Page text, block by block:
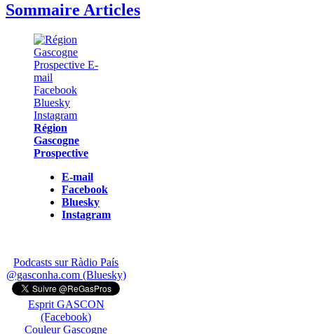
Sommaire Articles
Région
Gascogne
Prospective
E-mail
Facebook
Bluesky
Instagram
Podcasts sur Ràdio País
@gasconha.com (Bluesky)
Esprit GASCON
(Facebook)
Couleur Gascogne